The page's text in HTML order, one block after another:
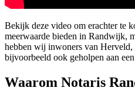
Bekijk deze video om erachter te
meerwaarde bieden in Randwijk,
hebben wij inwoners van
bijvoorbeeld ook geholpen aan
Waarom Notaris